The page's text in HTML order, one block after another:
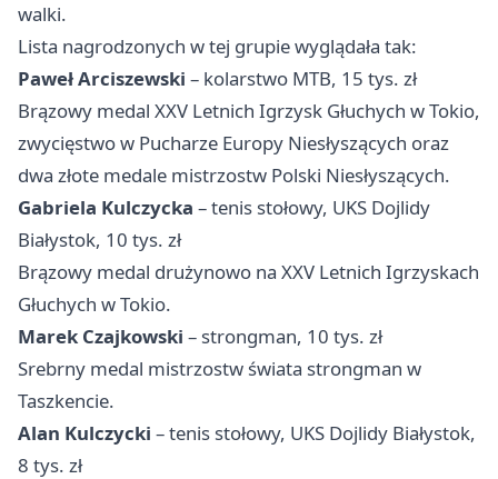
walki.
Lista nagrodzonych w tej grupie wyglądała tak:
Paweł Arciszewski – kolarstwo MTB, 15 tys. zł
Brązowy medal XXV Letnich Igrzysk Głuchych w Tokio,
zwycięstwo w Pucharze Europy Niesłyszących oraz
dwa złote medale mistrzostw Polski Niesłyszących.
Gabriela Kulczycka – tenis stołowy, UKS Dojlidy
Białystok, 10 tys. zł
Brązowy medal drużynowo na XXV Letnich Igrzyskach
Głuchych w Tokio.
Marek Czajkowski – strongman, 10 tys. zł
Srebrny medal mistrzostw świata strongman w
Taszkencie.
Alan Kulczycki – tenis stołowy, UKS Dojlidy Białystok,
8 tys. zł